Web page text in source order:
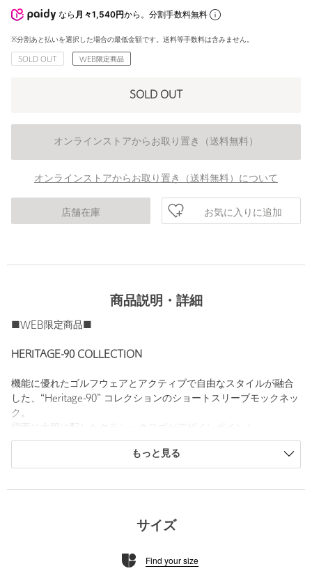
なら 月々1,540円から。分割手数料無料
※分割あと払いを選択した場合の最低金額です。送料等手数料は含みません。
SOLD OUT WEB限定商品
SOLD OUT
オンラインストアからお取り置き（送料無料）
オンラインストアからお取り置き（送料無料）について
店舗在庫 お気に入りに追加
商品説明・詳細
■WEB限定商品■
HERITAGE-90 COLLECTION
機能に優れたゴルフウェアとアクティブで自由なスタイルが融合
した、“Heritage-90” コレクションのショートスリーブモックネッ
ク。
ゆとりがあり、動きやすいリラックスシルエットです。
ストレッチ、UV、吸水速乾と機能性付きの素材を使用し、スポー
メーカー品番：TL841 M24319/M24320/M24321
もっと見る
サイズ
Find your size